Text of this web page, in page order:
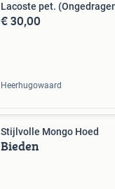
Lacoste pet.
€ 30,00
Heerhugowaard
Stijlvolle Mongo Hoed
Bieden